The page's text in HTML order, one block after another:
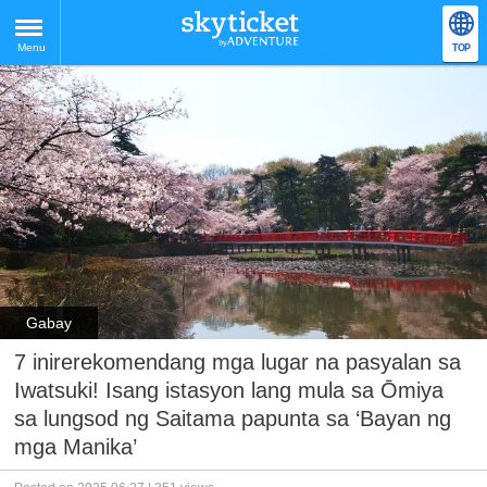
Menu TOP
Gabay
7 inirerekomendang mga lugar na pasyalan sa
Iwatsuki! Isang istasyon lang mula sa Ōmiya
sa lungsod ng Saitama papunta sa ‘Bayan ng
mga Manika’